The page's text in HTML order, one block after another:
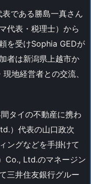
である勝島一真さん
代表・税理士）から
を受けSophia GEDが
者は新潟県上越市か
地経営者との交流、
タイの不動産に携わ
）代表の山口政次
ングなどを手掛けて
Co., Ltd.のマネージン
三井住友銀行グルー